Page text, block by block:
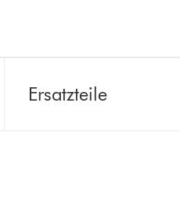
Ersatzteile